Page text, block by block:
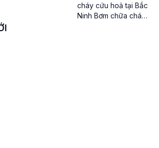
cháy cứu hoả tại Bắc
Ninh Bơm chữa cháy